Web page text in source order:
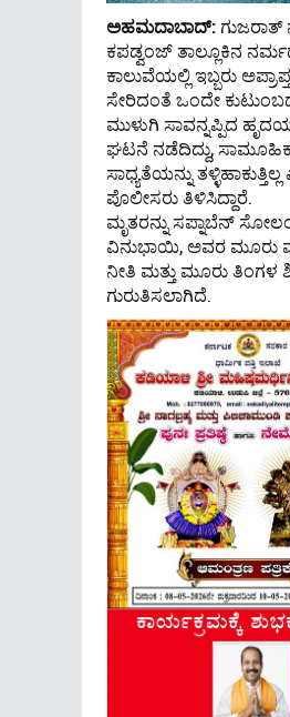
ಅಹಮದಾಬಾದ್: ಗುಜರಾತ್
ಕಪಡ್ವಂಜ್ ತಾಲ್ಲೂಕಿನ
ಕಾಲುವೆಯಲ್ಲಿ ಇಬ್ಬರು
ಸೇರಿದಂತೆ ಒಂದೇ
ಮುಳುಗಿ ಸಾವನ್ನಪ್ಪಿದ
ಘಟನೆ ನಡೆದಿದ್ದು,
ಸಾಧ್ಯತೆಯನ್ನು
ಪೊಲೀಸರು ತಿಳಿಸಿದ್ದಾರೆ.
ಮೃತರನ್ನು ಸಪ್ನಾಬೆನ್
ವಿನುಭಾಯಿ, ಅವರ ಮೂರು
ನೀತಿ ಮತ್ತು ಮೂರು ತಿಂಗಳ
ಗುರುತಿಸಲಾಗಿದೆ.